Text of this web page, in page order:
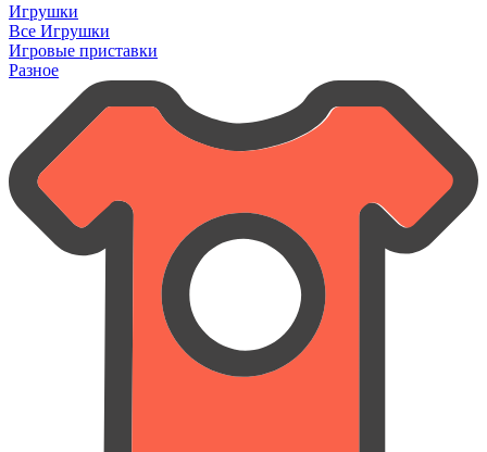
Игрушки
Все Игрушки
Игровые приставки
Разное